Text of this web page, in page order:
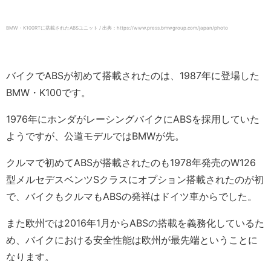
BMW・K100RTに搭載されたABSユニット / 出典：https://www.press.bmwgroup.com/japan/photo
バイクでABSが初めて搭載されたのは、1987年に登場した
BMW・K100です。
1976年にホンダがレーシングバイクにABSを採用していた
ようですが、公道モデルではBMWが先。
クルマで初めてABSが搭載されたのも1978年発売のW126
型メルセデスベンツSクラスにオプション搭載されたのが初
で、バイクもクルマもABSの発祥はドイツ車からでした。
また欧州では2016年1月からABSの搭載を義務化しているた
め、バイクにおける安全性能は欧州が最先端ということに
なります。